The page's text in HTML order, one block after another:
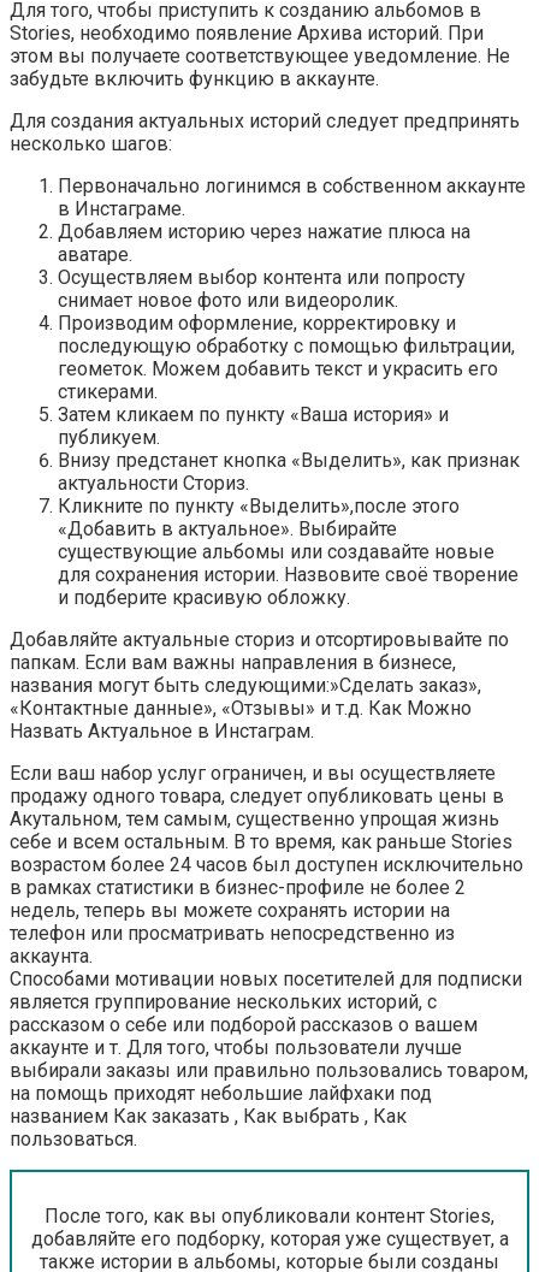
Для того, чтобы приступить к созданию альбомов в
Stories, необходимо появление Архива историй. При
этом вы получаете соответствующее уведомление. Не
забудьте включить функцию в аккаунте.
Для создания актуальных историй следует предпринять
несколько шагов:
Первоначально логинимся в собственном аккаунте
в Инстаграме.
Добавляем историю через нажатие плюса на
аватаре.
Осуществляем выбор контента или попросту
снимает новое фото или видеоролик.
Производим оформление, корректировку и
последующую обработку с помощью фильтрации,
геометок. Можем добавить текст и украсить его
стикерами.
Затем кликаем по пункту «Ваша история» и
публикуем.
Внизу предстанет кнопка «Выделить», как признак
актуальности Сториз.
Кликните по пункту «Выделить»,после этого
«Добавить в актуальное». Выбирайте
существующие альбомы или создавайте новые
для сохранения истории. Назвовите своё творение
и подберите красивую обложку.
Добавляйте актуальные сториз и отсортировывайте по
папкам. Если вам важны направления в бизнесе,
названия могут быть следующими:»Сделать заказ»,
«Контактные данные», «Отзывы» и т.д. Как Можно
Назвать Актуальное в Инстаграм.
Если ваш набор услуг ограничен, и вы осуществляете
продажу одного товара, следует опубликовать цены в
Акутальном, тем самым, существенно упрощая жизнь
себе и всем остальным. В то время, как раньше Stories
возрастом более 24 часов был доступен исключительно
в рамках статистики в бизнес-профиле не более 2
недель, теперь вы можете сохранять истории на
телефон или просматривать непосредственно из
аккаунта.
Способами мотивации новых посетителей для подписки
является группирование нескольких историй, с
рассказом о себе или подборой рассказов о вашем
аккаунте и т. Для того, чтобы пользователи лучше
выбирали заказы или правильно пользовались товаром,
на помощь приходят небольшие лайфхаки под
названием Как заказать , Как выбрать , Как
пользоваться.
После того, как вы опубликовали контент Stories,
добавляйте его подборку, которая уже существует, а
также истории в альбомы, которые были созданы